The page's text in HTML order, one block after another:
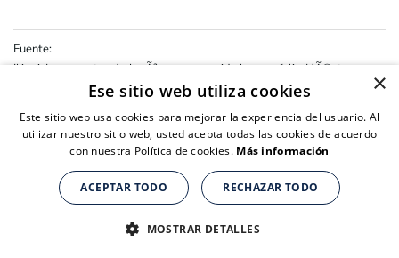
Suplementos nutricionales para personas de + de 40 años
CLICK AQUÍ PARA COMPRAR
Fuente:
Ikigai. Los secretos de JapÃ³n para una vida larga y feliz. HÃ©ctor
Kotera, Yasuhiro, Kaluzeviciute, Greta, Garip, Gulcan, Mcewan, Kirsten,
Chamberlain, Katy, Health Benefits of Ikigai: A Review of Literature.
March 2021.
https://www.researchgate.net/publication/349725406_Health_Benef
its_of_Ikigai_A_Review_of_Literature
Supervisión editorial:Carlos Gutiérrez
IR AL LISTADO DE ARTÍCULOS
Suplementos nutricionales para personas de + de 40 años
CLICK AQUÍ PARA COMPRAR
Suplementos nutricionales para personas de + de 40 años
CLICK AQUÍ PARA COMPRAR
×
Ese sitio web utiliza cookies
Este sitio web usa cookies para mejorar la experiencia del usuario. Al
utilizar nuestro sitio web, usted acepta todas las cookies de acuerdo
con nuestra Política de cookies. Más información
ACEPTAR TODO RECHAZAR TODO
MOSTRAR DETALLES